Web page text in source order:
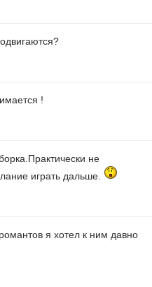
!
не
играть дальше.
я хотел к ним давно